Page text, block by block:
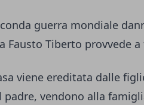
guerra mondiale
Fausto Tiberto provvede
viene ereditata dalle
vendono alla